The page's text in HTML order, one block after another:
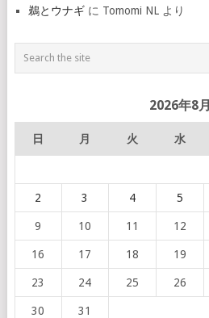
鵜とウナギに Tomomi NLより
2026年8月
日 月 火 水
2 3 4 5
9 10 11 12
16 17 18 19
23 24 25 26
30
31